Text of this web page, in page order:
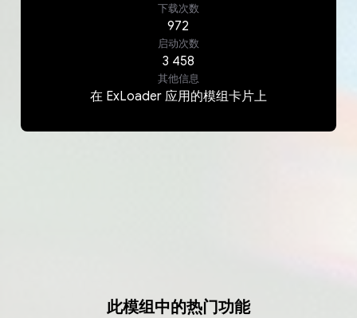
下载次数
972
启动次数
3 458
其他信息
在 ExLoader 应用的模组卡片上
此模组中的热门功能